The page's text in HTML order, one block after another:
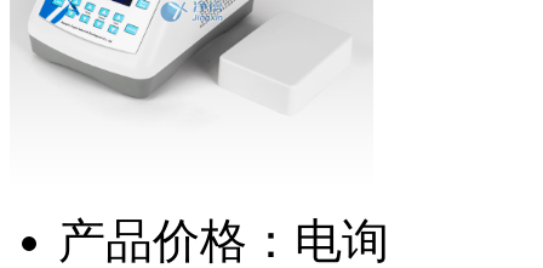
产品价格：电询